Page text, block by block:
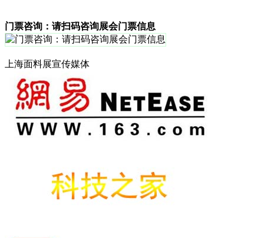
门票咨询：请扫码咨询展会门票信息
上海面料展宣传媒体